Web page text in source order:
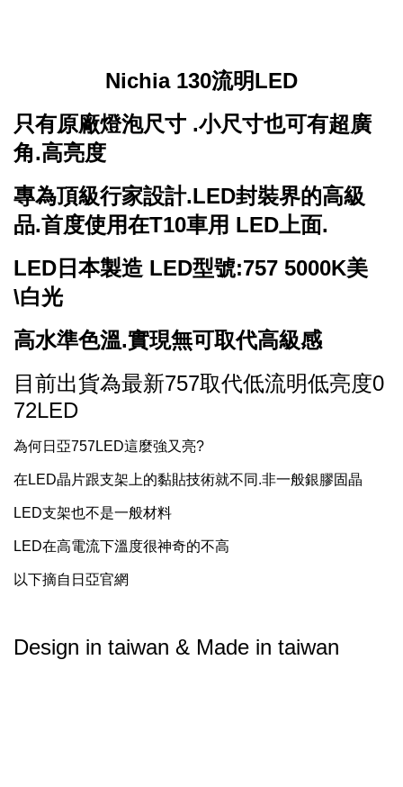
Nichia 130流明LED
只有原廠燈泡尺寸 .小尺寸也可有超廣
角.高亮度
專為頂級行家設計.LED封裝界的高級
品.首度使用在T10車用 LED上面.
LED日本製造 LED型號:757 5000K美
\白光
高水準色溫.實現無可取代高級感
目前出貨為最新757取代低流明低亮度0
72LED
為何日亞757LED這麼強又亮?
在LED晶片跟支架上的黏貼技術就不同.非一般銀膠固晶
LED支架也不是一般材料
LED在高電流下溫度很神奇的不高
以下摘自日亞官網
Design in taiwan & Made in taiwan